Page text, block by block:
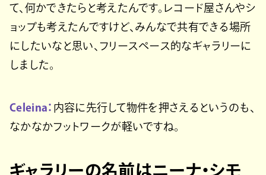
て、何かできたらと考えたんです。レコード屋さんやシ
ョップも考えたんですけど、みんなで共有できる場所
にしたいなと思い、フリースペース的なギャラリーに
しました。
Celeina： 内容に先行して物件を押さえるというのも、
なかなかフットワークが軽いですね。
ギャラリーの名前はニーナ・シモ